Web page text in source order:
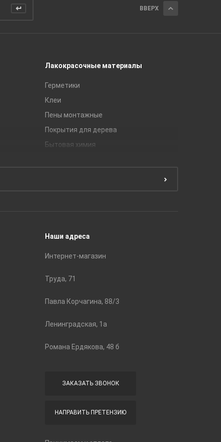
ВВЕРХ
Лакокрасочные материалы
Герметики
Клеи
Пены монтажные
Покрытия для дерева
Бытовая химия
Наши адреса
Интернет-магазин
Труда, 71
Павла Корчагина, 88/3
Ленинградская, 1а
Романа Ердякова, 48 б
ЗАКАЗАТЬ ЗВОНОК
НАПРАВИТЬ ПРЕТЕНЗИЮ